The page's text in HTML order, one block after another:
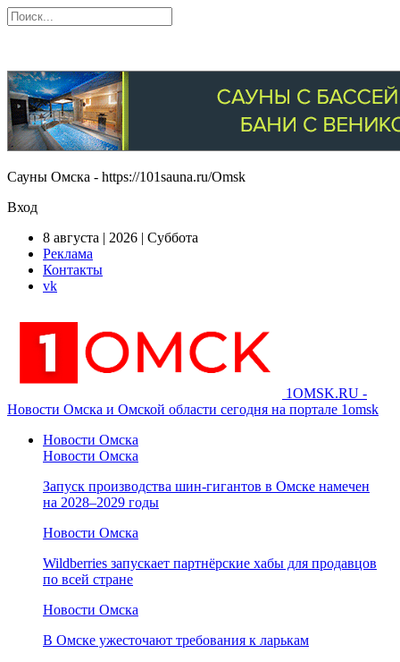
Сауны Омска - https://101sauna.ru/Omsk
Вход
8 августа | 2026 | Суббота
Реклама
Контакты
vk
1OMSK.RU -
Новости Омска и Омской области сегодня на портале 1omsk
Новости Омска
Новости Омска
Запуск производства шин-гигантов в Омске намечен
на 2028–2029 годы
Новости Омска
Wildberries запускает партнёрские хабы для продавцов
по всей стране
Новости Омска
В Омске ужесточают требования к ларькам